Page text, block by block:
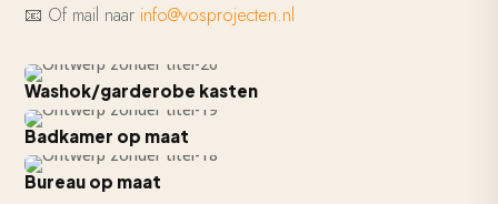
📧 Of mail naar info@vosprojecten.nl
Washok/garderobe kasten
Badkamer op maat
Bureau op maat